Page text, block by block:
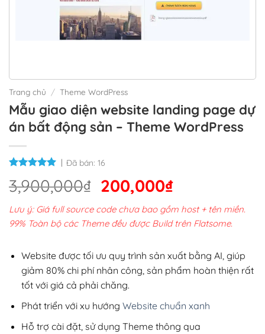
Trang chủ / Theme WordPress
Mẫu giao diện website landing page dự
án bất động sản – Theme WordPress
Đã bán: 16
3,900,000₫ Giá
gốc
là:
3,900,000₫.
200,000₫Giá
hiện
tại
200,000₫.
Lưu ý: Giá full source code chưa bao gồm host + tên miền.
99% Toàn bộ các Theme đều được Build trên Flatsome.
Website được tối ưu quy trình sản xuất bằng AI, giúp
giảm 80% chi phí nhân công, sản phẩm hoàn thiện rất
tốt với giá cả phải chăng.
Phát triển với xu hướng Website chuẩn xanh
Hỗ trợ cài đặt, sử dụng Theme thông qua